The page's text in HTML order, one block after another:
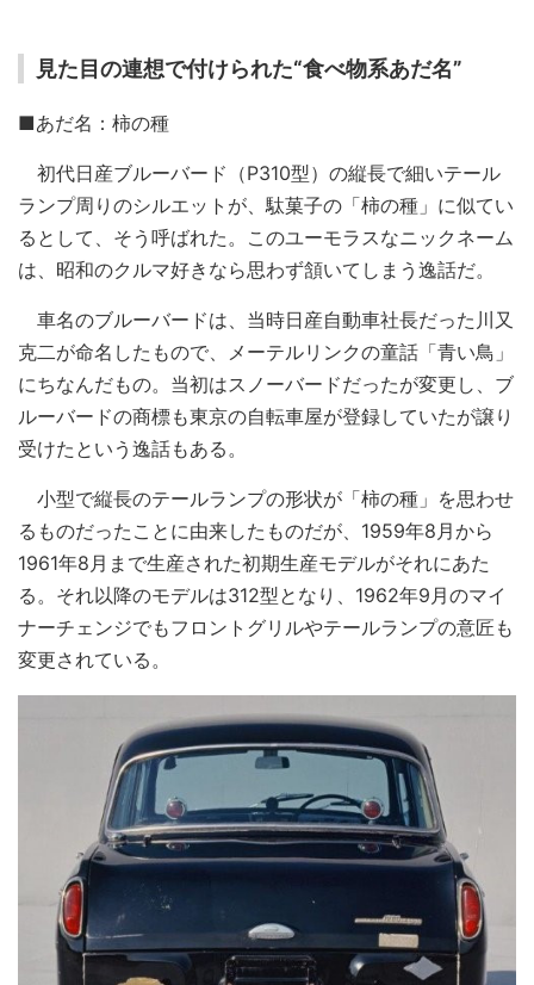
見た目の連想で付けられた“食べ物系あだ名”
■あだ名：柿の種
初代日産ブルーバード（P310型）の縦長で細いテール
ランプ周りのシルエットが、駄菓子の「柿の種」に似てい
るとして、そう呼ばれた。このユーモラスなニックネーム
は、昭和のクルマ好きなら思わず頷いてしまう逸話だ。
車名のブルーバードは、当時日産自動車社長だった川又
克二が命名したもので、メーテルリンクの童話「青い鳥」
にちなんだもの。当初はスノーバードだったが変更し、ブ
ルーバードの商標も東京の自転車屋が登録していたが譲り
受けたという逸話もある。
小型で縦長のテールランプの形状が「柿の種」を思わせ
るものだったことに由来したものだが、1959年8月から
1961年8月まで生産された初期生産モデルがそれにあた
る。それ以降のモデルは312型となり、1962年9月のマイ
ナーチェンジでもフロントグリルやテールランプの意匠も
変更されている。